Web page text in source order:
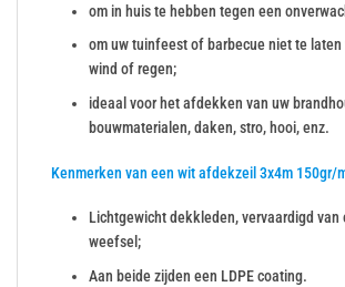
om in huis te hebben tegen een
om uw tuinfeest of barbecue niet te laten
wind of regen;
ideaal voor het afdekken van uw
bouwmaterialen, daken, stro, hooi, enz.
Kenmerken van een wit afdekzeil 3x4m 150gr/
Lichtgewicht dekkleden, vervaardigd van
weefsel;
Aan beide zijden een LDPE coating.